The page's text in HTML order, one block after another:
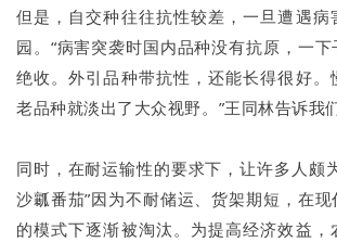
但是，自交种往往抗性较差，一旦遭遇病
园。“病害突袭时国内品种没有抗原，一
绝收。外引品种带抗性，还能长得很好。
老品种就淡出了大众视野。”王同林告诉我们
同时，在耐运输性的要求下，让许多人颇
沙瓤番茄”因为不耐储运、货架期短，在
的模式下逐渐被淘汰。为提高经济效益，